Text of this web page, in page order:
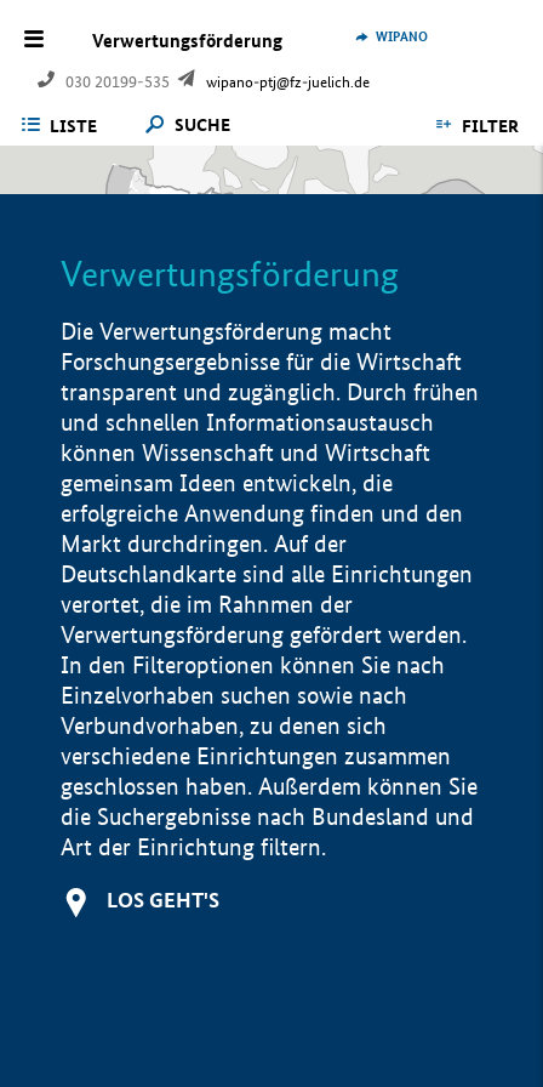
Verwertungsförderung
030 20199-535 wipano-ptj@fz-juelich.de
WIPANO
LISTE SUCHE FILTER
Verwertungsförderung
Die Verwertungsförderung macht
Forschungsergebnisse für die Wirtschaft
transparent und zugänglich. Durch frühen
und schnellen Informationsaustausch
können Wissenschaft und Wirtschaft
gemeinsam Ideen entwickeln, die
erfolgreiche Anwendung finden und den
Markt durchdringen. Auf der
Deutschlandkarte sind alle Einrichtungen
verortet, die im Rahnmen der
Verwertungsförderung gefördert werden.
In den Filteroptionen können Sie nach
Einzelvorhaben suchen sowie nach
Verbundvorhaben, zu denen sich
verschiedene Einrichtungen zusammen
geschlossen haben. Außerdem können Sie
die Suchergebnisse nach Bundesland und
Art der Einrichtung filtern.
LOS GEHT'S